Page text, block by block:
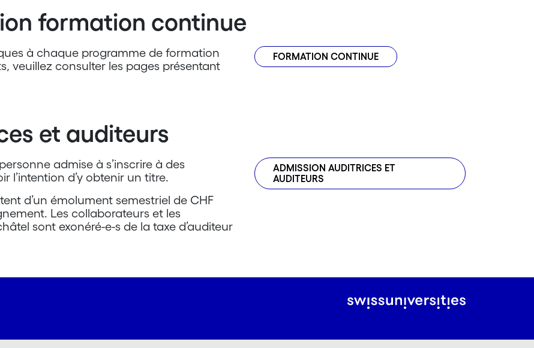
formation continue
à chaque programme de formation
veuillez consulter les pages présentant
FORMATION CONTINUE
et auditeurs
admise à s’inscrire à des
l’intention d’y obtenir un titre.
d’un émolument semestriel de CHF
Les collaborateurs et les
sont exonéré-e-s de la taxe d’auditeur
ADMISSION AUDITRICES ET
AUDITEURS